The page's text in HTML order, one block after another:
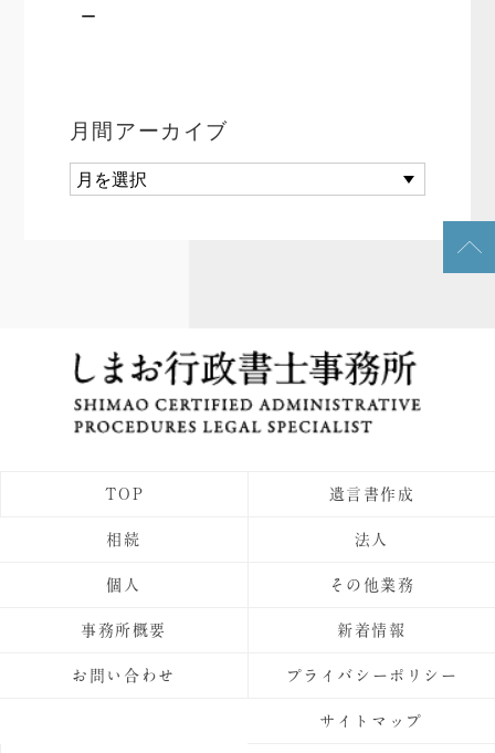
ー
月間アーカイブ
TOP 遺言書作成
相続 法人
個人 その他業務
事務所概要 新着情報
お問い合わせ プライバシーポリシー
サイトマップ